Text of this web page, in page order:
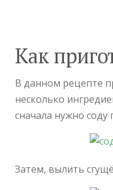
Как
В данном рецепте
несколько
сначала нужно соду
Затем, вылить